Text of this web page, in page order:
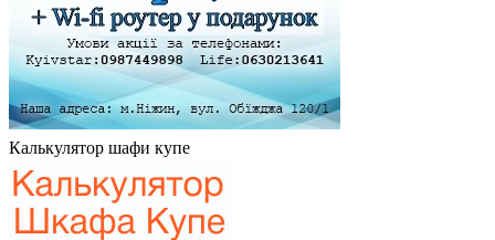
Калькулятор шафи купе